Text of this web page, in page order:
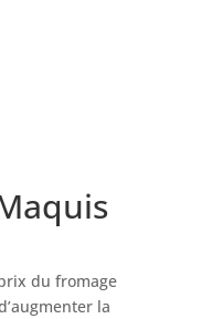
du fromage
la